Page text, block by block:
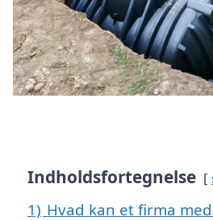
Indholdsfortegnelse
1) Hvad kan et firma